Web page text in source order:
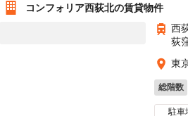
コンフォリア西荻北の賃貸物件
西
荻
東
総階数
駐車